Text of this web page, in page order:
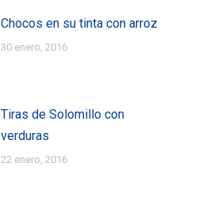
Chocos en su tinta con arroz
30 enero, 2016
Tiras de Solomillo con
verduras
22 enero, 2016